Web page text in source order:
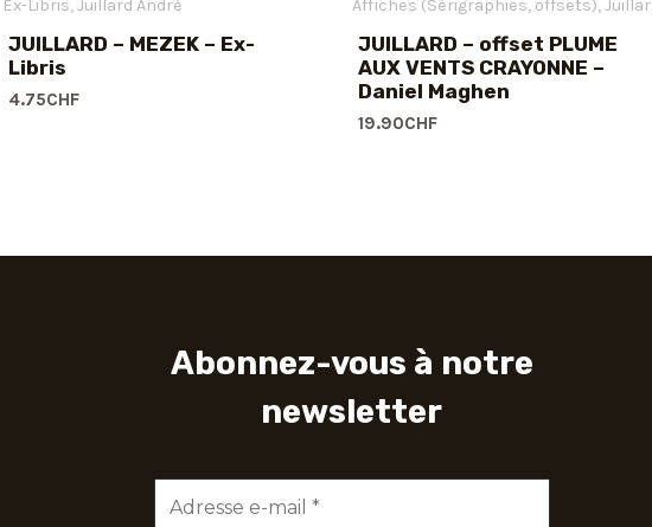
Ex-Libris Juillard André
JUILLARD – MEZEK – Ex-
Libris
4.75CHF
Affiches (Sérigraphies, offsets) Juillard André
JUILLARD – offset PLUME
AUX VENTS CRAYONNE –
Daniel Maghen
19.90CHF
Abonnez-vous à notre
newsletter